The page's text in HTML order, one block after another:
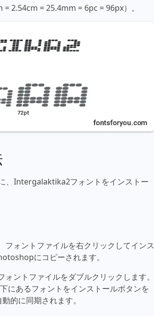
2.54cm = 25.4mm = 6pc = 96px）。
、Intergalaktika2フォントをインストー
ォントファイルを右クリックしてインス
にコピーされます。
ントファイルをダブルクリックします。
にあるフォントをインストールボタンを
的に同期されます。